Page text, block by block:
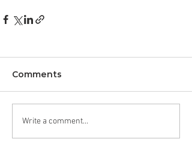
Comments
Write a comment...